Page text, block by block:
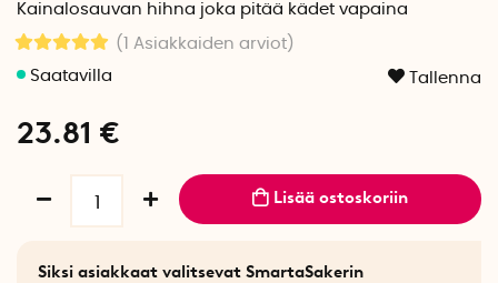
Kainalosauvan hihna joka pitää kädet vapaina
(1 Asiakkaiden arviot )
Tallenna
23.81 €
Lisää ostoskoriin
Siksi asiakkaat valitsevat SmartaSakerin